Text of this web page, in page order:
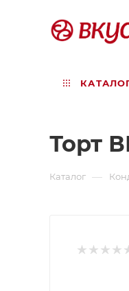
Торт
Каталог —